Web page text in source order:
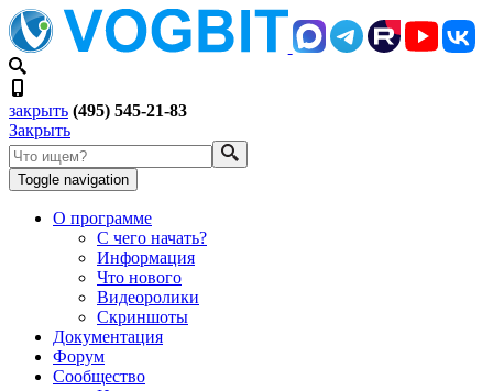
закрыть (495) 545-21-83
Закрыть
Toggle navigation
О программе
С чего начать?
Информация
Что нового
Видеоролики
Скриншоты
Документация
Форум
Сообщество